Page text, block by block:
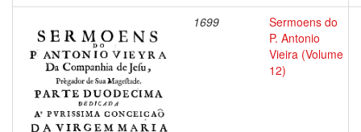
1699
Sermoens do
P. Antonio
Vieira (Volume
12)